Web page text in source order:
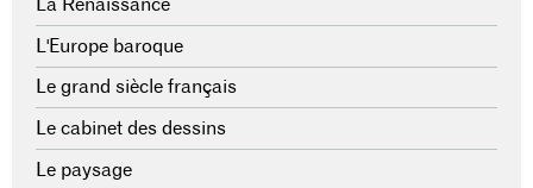
La Renaissance
L'Europe baroque
Le grand siècle français
Le cabinet des dessins
Le paysage